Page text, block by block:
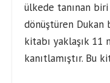
ülkede tanınan
dönüştüren Dukan
kitabı yaklaşık
kanıtlamıştır. Bu